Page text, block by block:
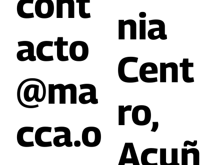
acto
@ma
cca.o
nia
Cent
ro,
Acuñ